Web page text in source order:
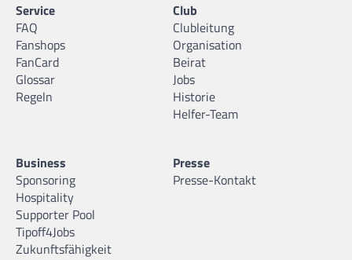
Service
FAQ
Fanshops
FanCard
Glossar
Regeln
Club
Clubleitung
Organisation
Beirat
Jobs
Historie
Helfer-Team
Business
Sponsoring
Hospitality
Supporter Pool
Tipoff4Jobs
Zukunftsfähigkeit
Presse
Presse-Kontakt